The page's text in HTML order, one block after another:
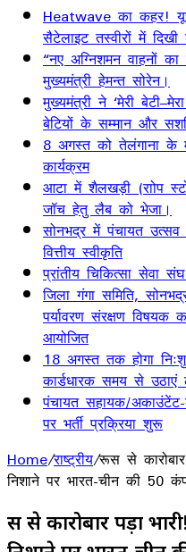
Heatwave का कहर!
सैटेलाइट तस्वीरों में दिखी
“नए अग्निशमन वाहनों
मुख्यमंत्री हेमन्त सोरेन।
मुख्यमंत्री ने ‘मेरी
बेटियों के सम्मान और
8 अगस्त को तेलंगाना के
कार्यक्रम
आटा में शैलखड़ी (राोप
जॉच हेतु लैब को भेजा।
सोनभद्र में पंचायत उत्सव
वित्तीय स्वीकृति
प्रांतीय चिकित्सा सेवा
जिला गंगा समिति,
पर्यावरण संरक्षण विषयक
आयोजित
18 अगस्त तक होगा
कार्डधारक समय से उठाएं
पंचायत सहायक/
पर भर्ती प्रक्रिया शुरू
Home/राष्ट्रीय/रूस से
निशाने पर भारत-चीन की 50
रूस से कारोबार पड़ा